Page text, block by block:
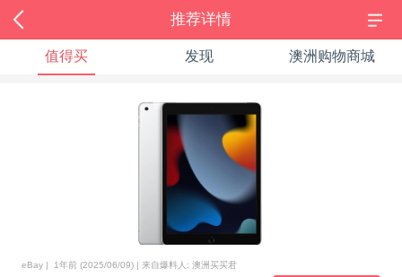
推荐详情
值得买 发现 澳洲购物商城
eBay | 1年前 (2025/06/09) | 来自爆料人: 澳洲买买君